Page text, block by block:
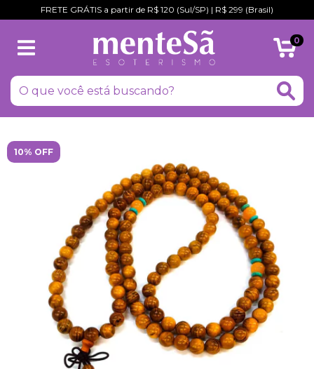
FRETE GRÁTIS a partir de R$ 120 (Sul/SP) | R$ 299 (Brasil)
0
10% OFF